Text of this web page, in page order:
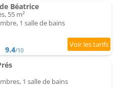
Béatrice
55 m²
1 salle de bains
9.4/10
1 salle de bains